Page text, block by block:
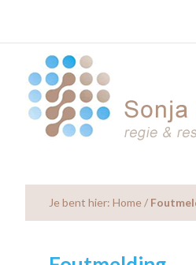
main
primary
footer
Je bent hier: Home /